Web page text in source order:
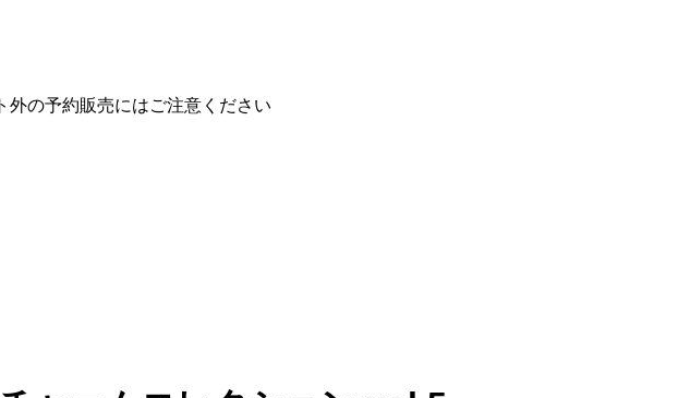
の予約販売にはご注意ください